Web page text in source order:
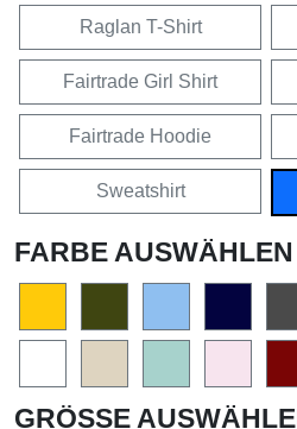
Raglan T-Shirt
Fairtrade Girl Shirt
Fairtrade Hoodie
Sweatshirt
FARBE AUSWÄHLEN
GRÖSSE AUSWÄHLEN